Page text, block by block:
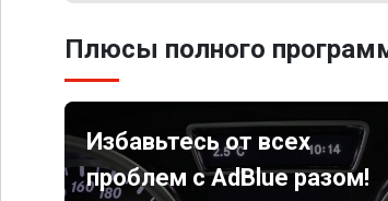
Плюсы полного
Избавьтесь от всех
проблем с AdBlue разом!